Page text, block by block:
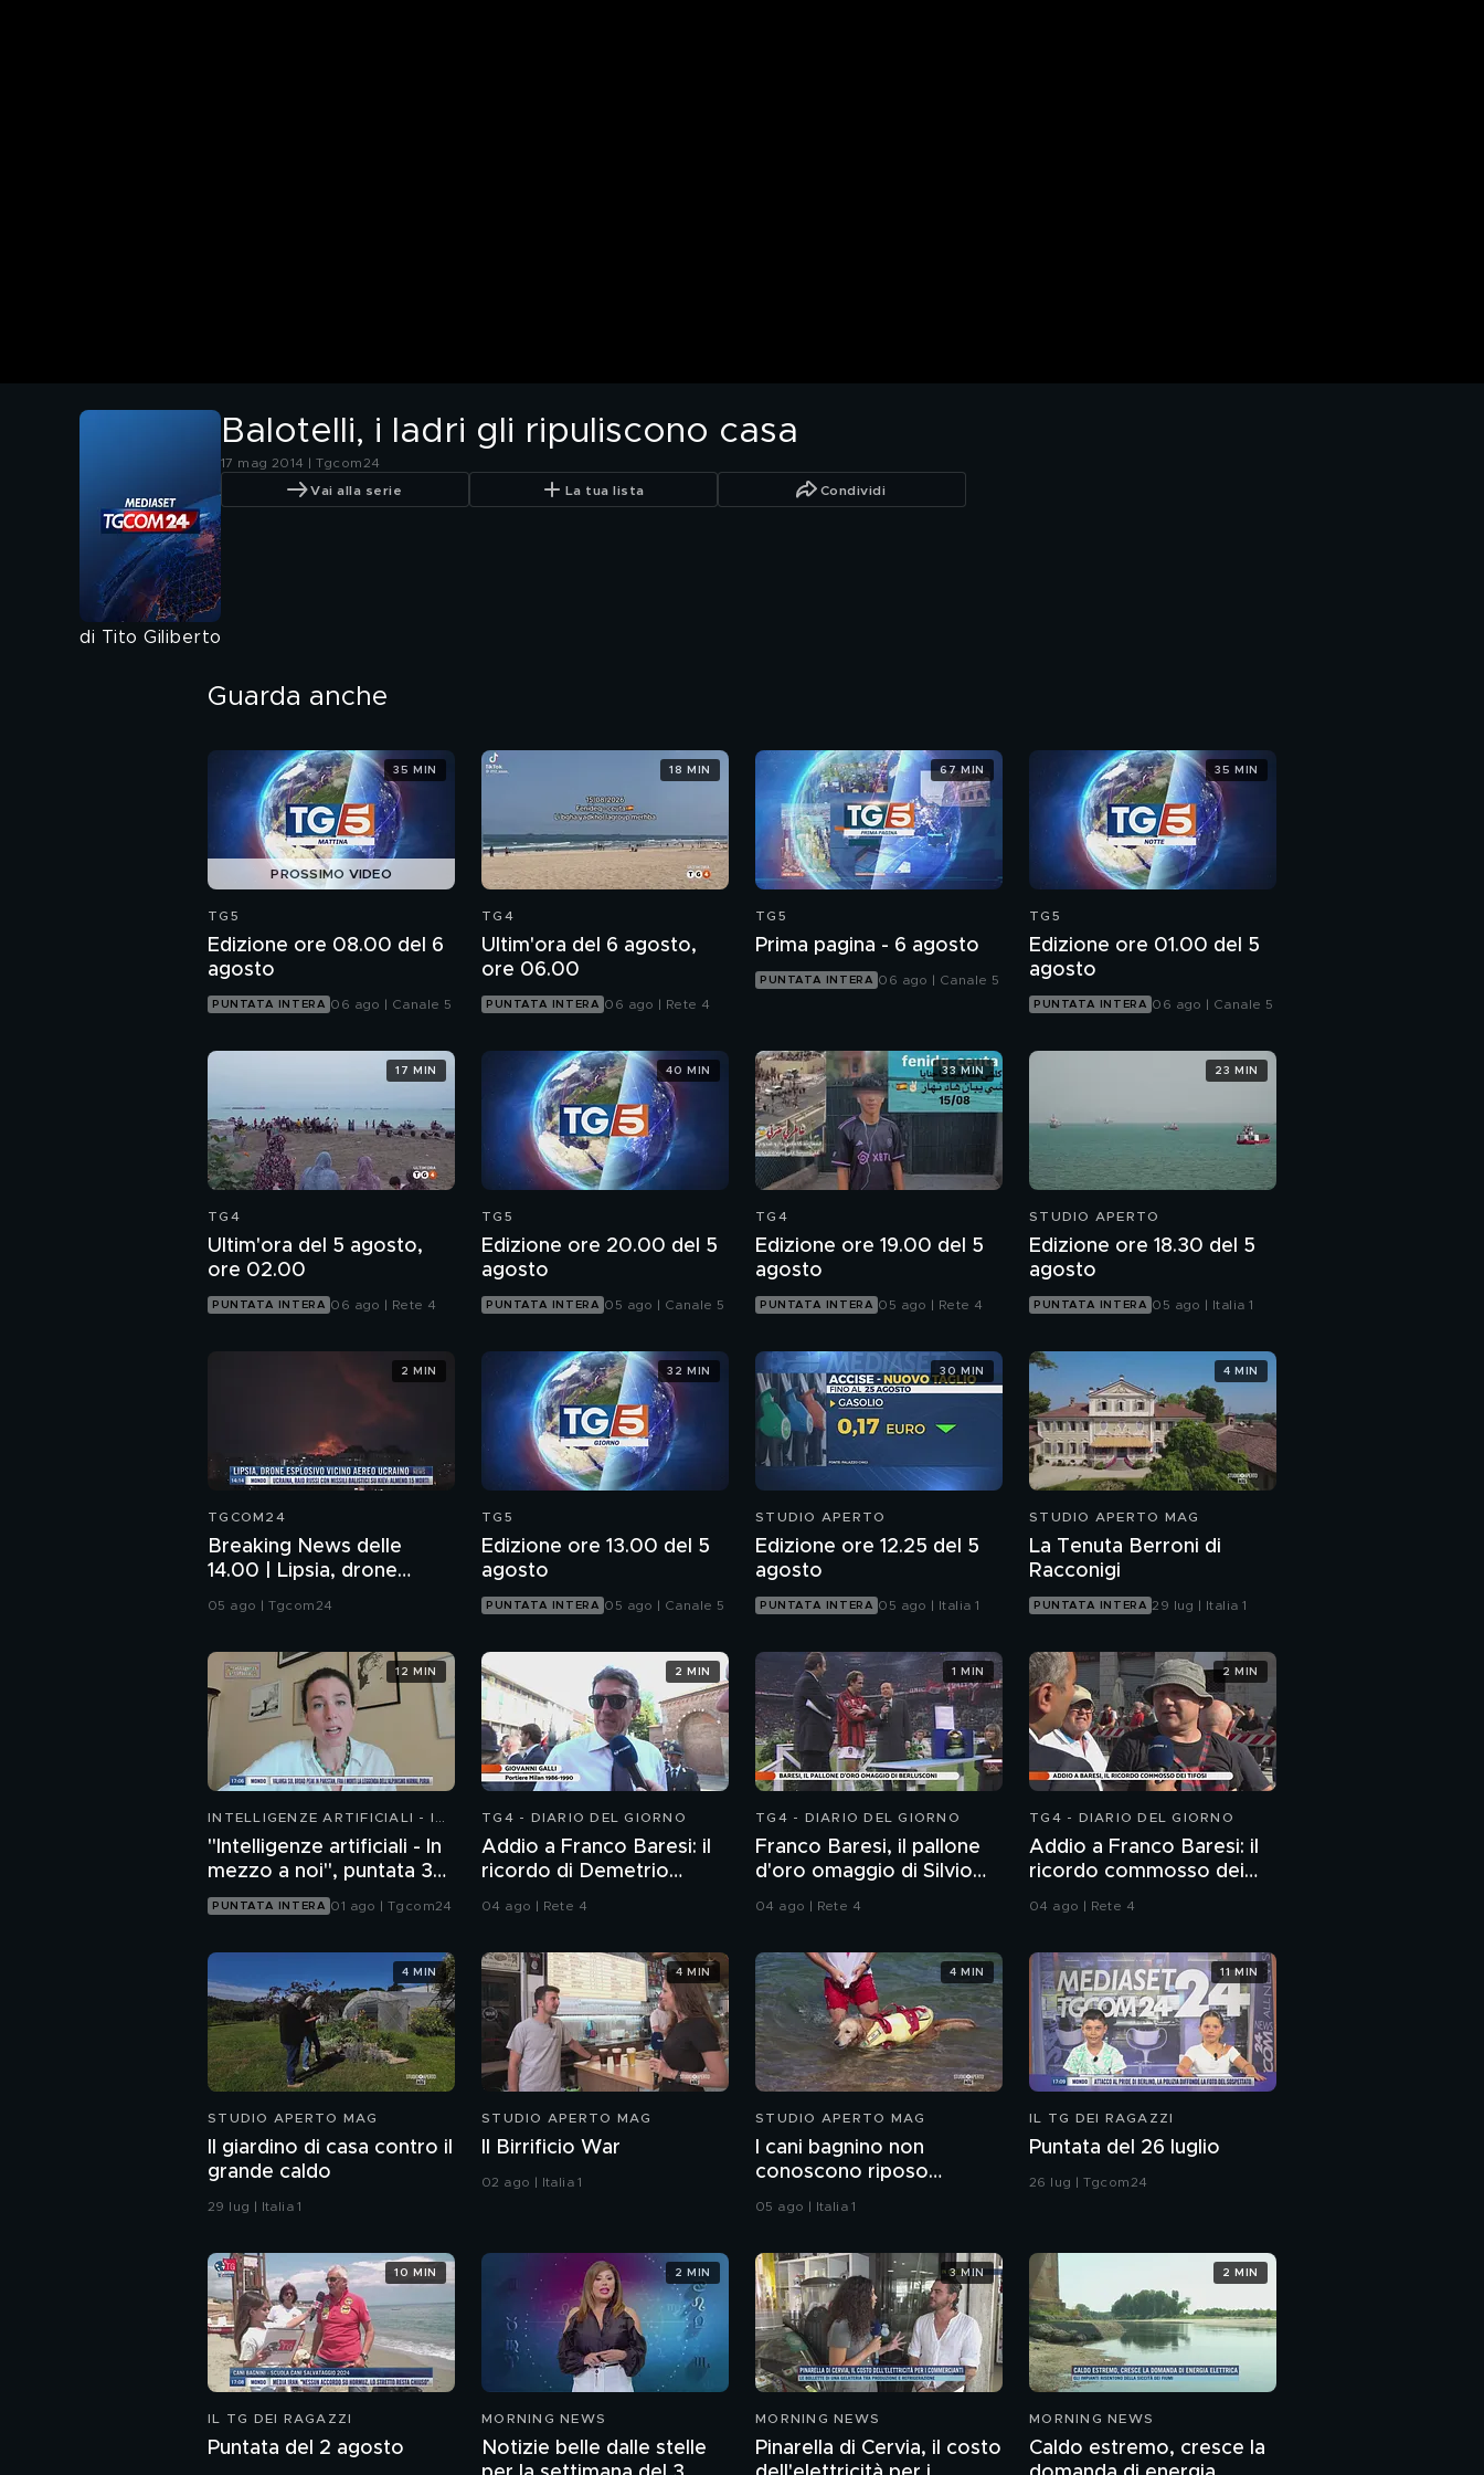
Balotelli, i ladri gli ripuliscono casa
17 mag 2014 | Tgcom24
Vai alla serie La tua lista Condividi
di Tito Giliberto
Guarda anche
PROSSIMO VIDEO
TG5
Edizione ore 08.00 del 6
agosto
PUNTATA INTERA 06 ago | Canale 5
35 MIN
TG4
Ultim'ora del 6 agosto,
ore 06.00
PUNTATA INTERA 06 ago | Rete 4
18 MIN
TG5
Prima pagina - 6 agosto
PUNTATA INTERA 06 ago | Canale 5
67 MIN
TG5
Edizione ore 01.00 del 5
agosto
PUNTATA INTERA 06 ago | Canale 5
35 MIN
TG4
Ultim'ora del 5 agosto,
ore 02.00
PUNTATA INTERA 06 ago | Rete 4
17 MIN
TG5
Edizione ore 20.00 del 5
agosto
PUNTATA INTERA 05 ago | Canale 5
40 MIN
TG4
Edizione ore 19.00 del 5
agosto
PUNTATA INTERA 05 ago | Rete 4
33 MIN
STUDIO APERTO
Edizione ore 18.30 del 5
agosto
PUNTATA INTERA 05 ago | Italia 1
23 MIN
TGCOM24
Breaking News delle
14.00 | Lipsia, drone
esplosivo vicino aereo
05 ago | Tgcom24
2 MIN
TG5
Edizione ore 13.00 del 5
agosto
PUNTATA INTERA 05 ago | Canale 5
32 MIN
STUDIO APERTO
Edizione ore 12.25 del 5
agosto
PUNTATA INTERA 05 ago | Italia 1
30 MIN
STUDIO APERTO MAG
La Tenuta Berroni di
Racconigi
PUNTATA INTERA 29 lug | Italia 1
4 MIN
INTELLIGENZE ARTIFICIALI - IN
"Intelligenze artificiali - In
mezzo a noi", puntata 36:
chatbot emotivi e minori
PUNTATA INTERA 01 ago | Tgcom24
12 MIN
TG4 - DIARIO DEL GIORNO
Addio a Franco Baresi: il
ricordo di Demetrio
Albertini, Clarence
04 ago | Rete 4
2 MIN
TG4 - DIARIO DEL GIORNO
Franco Baresi, il pallone
d'oro omaggio di Silvio
Berlusconi
04 ago | Rete 4
1 MIN
TG4 - DIARIO DEL GIORNO
Addio a Franco Baresi: il
ricordo commosso dei
04 ago | Rete 4
2 MIN
STUDIO APERTO MAG
Il giardino di casa contro il
grande caldo
29 lug | Italia 1
4 MIN
STUDIO APERTO MAG
Il Birrificio War
02 ago | Italia 1
4 MIN
STUDIO APERTO MAG
I cani bagnino non
conoscono riposo
d'estate
05 ago | Italia 1
4 MIN
IL TG DEI RAGAZZI
Puntata del 26 luglio
26 lug | Tgcom24
11 MIN
IL TG DEI RAGAZZI
Puntata del 2 agosto
10 MIN
MORNING NEWS
Notizie belle dalle stelle
2 MIN
MORNING NEWS
Pinarella di Cervia, il costo
3 MIN
MORNING NEWS
Caldo estremo, cresce la
2 MIN